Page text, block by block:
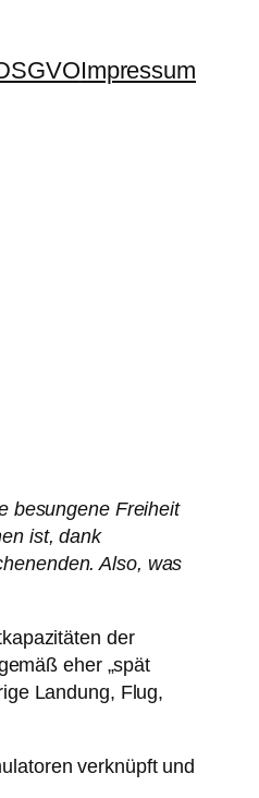
Impressum
besungene Freiheit
ist, dank
Also, was
der
eher „spät
Landung, Flug,
verknüpft und